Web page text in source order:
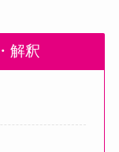
解釈